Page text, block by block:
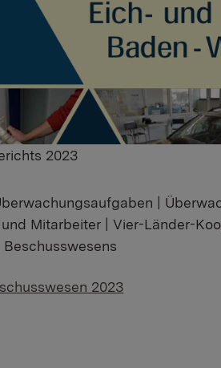
2023
|
Mitarbeiter | Vier-Länder-
2023